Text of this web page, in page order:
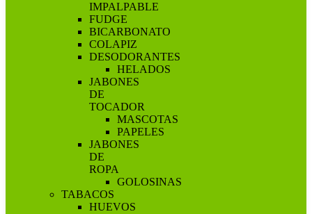
IMPALPABLE
FUDGE
BICARBONATO
COLAPIZ
DESODORANTES
HELADOS
JABONES
DE
TOCADOR
MASCOTAS
PAPELES
JABONES
DE
ROPA
GOLOSINAS
TABACOS
HUEVOS